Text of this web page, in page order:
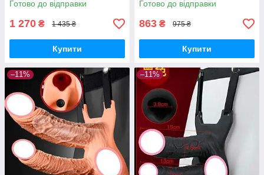
вібрації
Готово до відправки
1 270 ₴ 1 435 ₴
Купити
Готово до відправки
863 ₴ 975 ₴
Купити
–11% –11%